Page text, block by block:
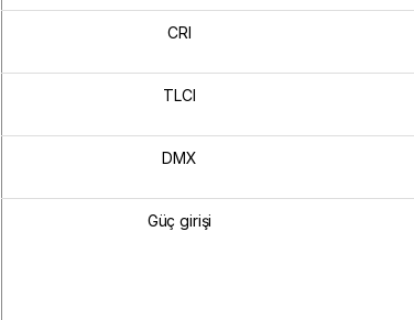
CRI
TLCI
DMX
Güç girişi